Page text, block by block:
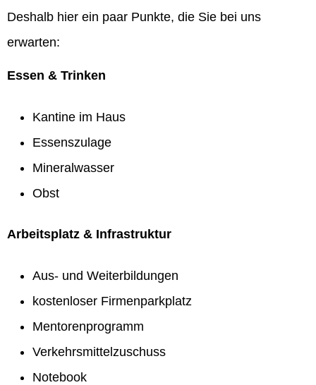
Deshalb hier ein paar Punkte, die Sie bei uns
erwarten:
Essen & Trinken
Kantine im Haus
Essenszulage
Mineralwasser
Obst
Arbeitsplatz & Infrastruktur
Aus- und Weiterbildungen
kostenloser Firmenparkplatz
Mentorenprogramm
Verkehrsmittelzuschuss
Notebook